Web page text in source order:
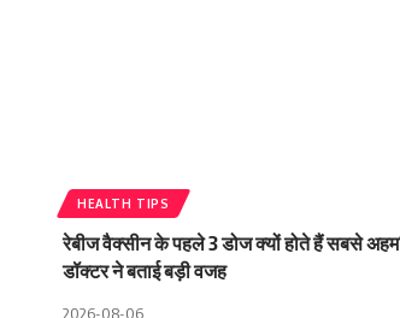
HEALTH TIPS
रेबीज वैक्सीन के पहले 3 डोज क्यों होते हैं सबसे
डॉक्टर ने बताई बड़ी वजह
2026-08-06